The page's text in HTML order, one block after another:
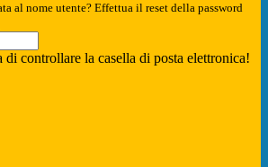
al nome utente? Effettua il reset della password
controllare la casella di posta elettronica!